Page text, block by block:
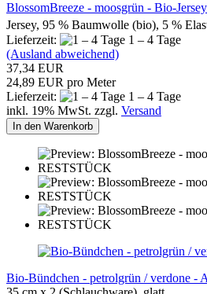
BlossomBreeze - moosgrün - Bio-
Jersey, 95 % Baumwolle (bio), 5 %
Lieferzeit:
1 – 4 Tage
(Ausland abweichend)
37,34 EUR
24,89 EUR pro Meter
Lieferzeit:
1 – 4 Tage
inkl. 19% MwSt. zzgl. Versand
In den Warenkorb
Bio-Bündchen - petrolgrün / verdone -